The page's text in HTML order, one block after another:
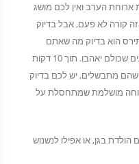
הערב ואין לכם מושג
קורה לא פעם, אבל בדיוק
הוא בדיוק מה שאתם
צריכים כשאתם מחפשים פתרון מהיר וטעים שכולם יאהבו. תוך 10 דקות
שהם מתבשלים, יש לכם בדיוק
מושלמת שמתחסלת על
בגן, או אפילו לנשנוש